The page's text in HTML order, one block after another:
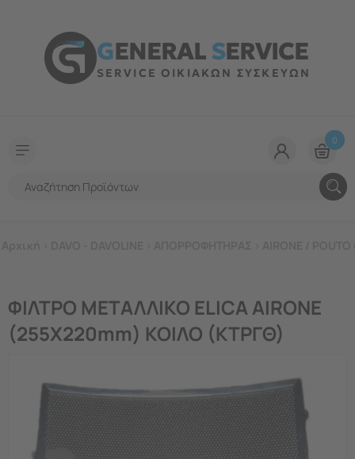
GENERALSERVICE
SERVICE ΟΙΚΙΑΚΩΝ ΣΥΣΚΕΥΩΝ
0
ΦΙΛΤΡΟ ΜΕΤΑΛΛΙΚΟ ELICA AIRONE
(255X220mm) ΚΟΙΛΟ (ΚΤΡΓΘ)